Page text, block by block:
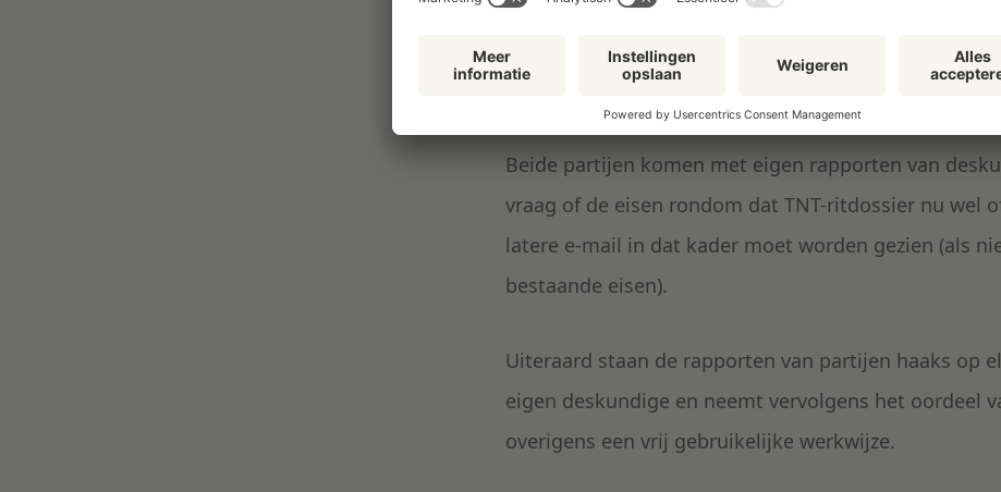
staat in ieder geval dat Interport de opdracht
Partijdeskundigen en door Hof benoemde
Beide partijen komen met eigen rapporten van
vraag of de eisen rondom dat TNT-ritdossier nu wel
latere e-mail in dat kader moet worden gezien (als
bestaande eisen).
Uiteraard staan de rapporten van partijen haaks op
eigen deskundige en neemt vervolgens het oordeel
overigens een vrij gebruikelijke werkwijze.